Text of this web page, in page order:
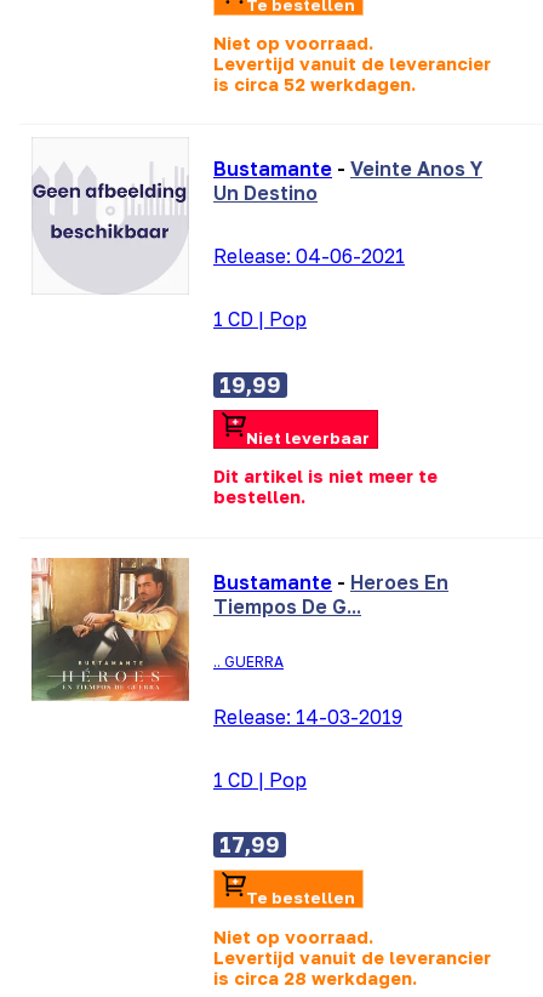
Te bestellen
Niet op voorraad.
Levertijd vanuit de leverancier
is circa 52 werkdagen.
Bustamante - Veinte Anos Y
Un Destino
Release: 04-06-2021
1 CD | Pop
19,99
Niet leverbaar
Dit artikel is niet meer te
bestellen.
Bustamante - Heroes En
Tiempos De G...
.. GUERRA
Release: 14-03-2019
1 CD | Pop
17,99
Te bestellen
Niet op voorraad.
Levertijd vanuit de leverancier
is circa 28 werkdagen.